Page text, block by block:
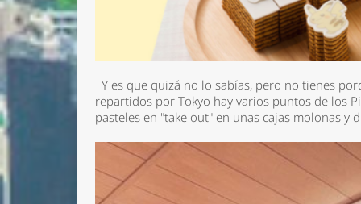
Y es que quizá no lo sabías, pero no tienes
repartidos por Tokyo hay varios puntos de los
pasteles en "take out" en unas cajas molonas